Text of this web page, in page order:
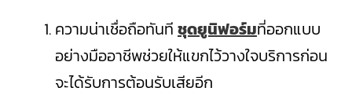
ความน่าเชื่อถือทันที ชุดยูนิฟอร์มที่ออกแบบ
อย่างมืออาชีพช่วยให้แขกไว้วางใจบริการก่อน
จะได้รับการต้อนรับเสียอีก